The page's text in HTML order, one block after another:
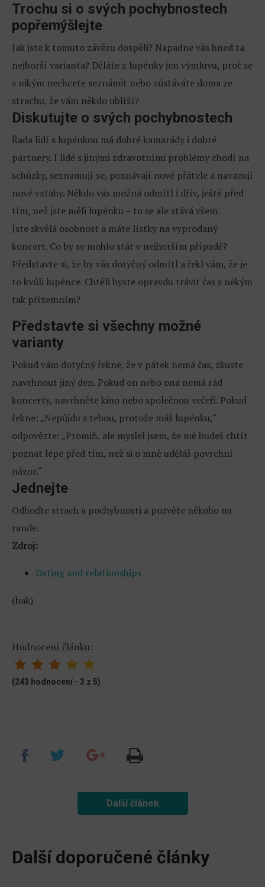
Trochu si o svých pochybnostech
popřemýšlejte
Jak jste k tomuto závěru dospěli? Napadne vás hned ta
nejhorší varianta? Děláte z lupénky jen výmluvu, proč se
s nikým nechcete seznámit nebo zůstáváte doma ze
strachu, že vám někdo ublíží?
Diskutujte o svých pochybnostech
Řada lidí s lupénkou má dobré kamarády i dobré
partnery. I lidé s jinými zdravotními problémy chodí na
schůzky, seznamují se, poznávají nové přátele a navazují
nové vztahy. Někdo vás možná odmítl i dřív, ještě před
tím, než jste měli lupénku – to se ale stává všem.
Jste skvělá osobnost a máte lístky na vyprodaný
koncert. Co by se mohlo stát v nejhorším případě?
Představte si, že by vás dotyčný odmítl a řekl vám, že je
to kvůli lupénce. Chtěli byste opravdu trávit čas s někým
tak přízemním?
Představte si všechny možné
varianty
Pokud vám dotyčný řekne, že v pátek nemá čas, zkuste
navrhnout jiný den. Pokud on nebo ona nemá rád
koncerty, navrhněte kino nebo společnou večeři. Pokud
řekne: „Nepůjdu s tebou, protože máš lupénku,“
odpovězte: „Promiň, ale myslel jsem, že mě budeš chtít
poznat lépe před tím, než si o mně uděláš povrchní
názor.“
Jednejte
Odhoďte strach a pochybnosti a pozvěte někoho na
rande.
Zdroj:
Dating and relationships
(hak)
Hodnocení článku:
(243 hodnocení - 3 z 5)
Další článek
Další doporučené články